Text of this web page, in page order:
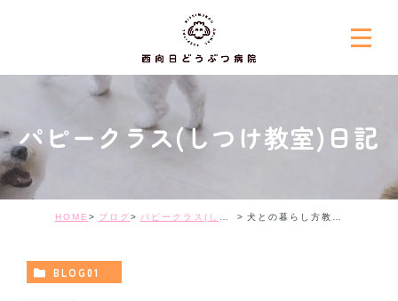
パピークラス(しつけ教室)日記
HOME ブログ パピークラス(しつけ教室)日記 犬との暮らし方教室（1月）を開催しました
BLOG01